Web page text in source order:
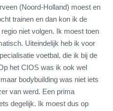
(Noord-Holland) moest en
trainen en dan kon ik de
niet volgen. Ik moest toen
Uiteindelijk heb ik voor
voetbal, die ik bij de
het CIOS was ik ook wel
bodybuilding was niet iets
van werd. Een prima
degelijk. Ik moest dus op